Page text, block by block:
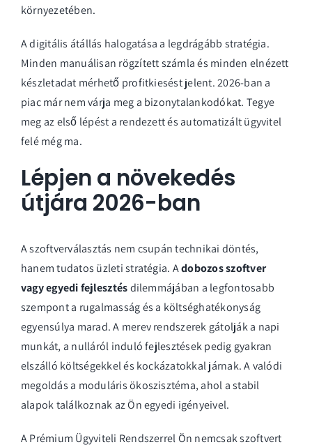
környezetében.
A digitális átállás halogatása a legdrágább stratégia.
Minden manuálisan rögzített számla és minden elnézett
készletadat mérhető profitkiesést jelent. 2026-ban a
piac már nem várja meg a bizonytalankodókat. Tegye
meg az első lépést a rendezett és automatizált ügyvitel
felé még ma.
Lépjen a növekedés
útjára 2026-ban
A szoftverválasztás nem csupán technikai döntés,
hanem tudatos üzleti stratégia. Adobozos szoftver
vagy egyedi fejlesztésdilemmájában a legfontosabb
szempont a rugalmasság és a költséghatékonyság
egyensúlya marad. A merev rendszerek gátolják a napi
munkát, a nulláról induló fejlesztések pedig gyakran
elszálló költségekkel és kockázatokkal járnak. A valódi
megoldás a moduláris ökoszisztéma, ahol a stabil
alapok találkoznak az Ön egyedi igényeivel.
A Prémium Ügyviteli Rendszerrel Ön nemcsak szoftvert